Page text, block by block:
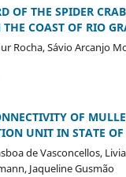
OF THE SPIDER
THE COAST OF RIO
Rocha, Sávio Arcanjo
OF
UNIT IN STATE
de Vasconcellos,
Jaqueline Gusmão